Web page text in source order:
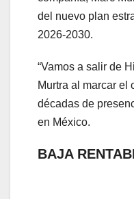
del nuevo plan
2026-2030.
“Vamos a salir de
Murtra al marcar el
décadas de
en México.
BAJA